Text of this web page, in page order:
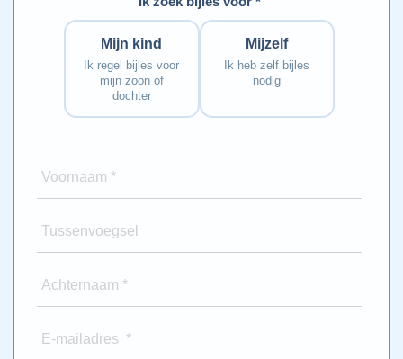
Mijn kind
Ik regel bijles voor
mijn zoon of
dochter
Mijzelf
Ik heb zelf bijles
nodig
Voornaam *
Tussenvoegsel
Achternaam *
E-mailadres *